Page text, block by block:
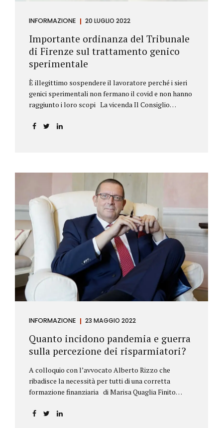
INFORMAZIONE 20 LUGLIO 2022
Importante ordinanza del Tribunale
di Firenze sul trattamento genico
sperimentale
È illegittimo sospendere il lavoratore perché i sieri
genici sperimentali non fermano il covid e non hanno
raggiunto i loro scopi La vicenda Il Consiglio
alla sospensione di una propria iscritta, a causa del
76/2021. La psicologa ricorreva in via d’urgenza al
Tribunale di Firenze per chiedere la sospensione di
tale provvedimento, gravemente pregiudizievole per
la propria persona, in quanto impeditivo dello
svolgimento della libera professione. Per il Giudice
fiorentino, Dott.ssa Susanna Zanda, il
provvedimento assunto dal Consiglio lede...
INFORMAZIONE 23 MAGGIO 2022
Quanto incidono pandemia e guerra
sulla percezione dei risparmiatori?
A colloquio con l’avvocato Alberto Rizzo che
ribadisce la necessità per tutti di una corretta
formazione finanziaria di Marisa Quaglia Finito
periodo grigio della pandemia da Covid, possiamo